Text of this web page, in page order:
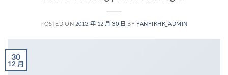
POSTED ON 2013 年 12 月 30 日 BY YANYIKHK_ADMIN
30
12 月